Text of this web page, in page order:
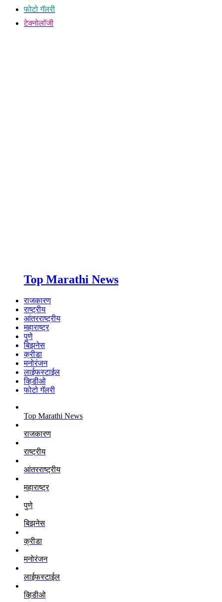
फोटो गॅलरी
टेक्नोलॉजी
Top Marathi News
राजकारण
राष्ट्रीय
आंतरराष्ट्रीय
महाराष्ट्र
पुणे
बिझनेस
क्रीडा
मनोरंजन
लाईफस्टाईल
व्हिडीओ
फोटो गॅलरी
Top Marathi News
राजकारण
राष्ट्रीय
आंतरराष्ट्रीय
महाराष्ट्र
पुणे
बिझनेस
क्रीडा
मनोरंजन
लाईफस्टाईल
व्हिडीओ